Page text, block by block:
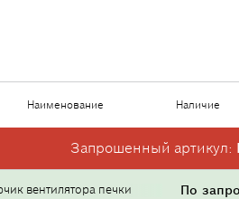
Наименование Наличие
Запрошенный артикул:
вентилятора печки По